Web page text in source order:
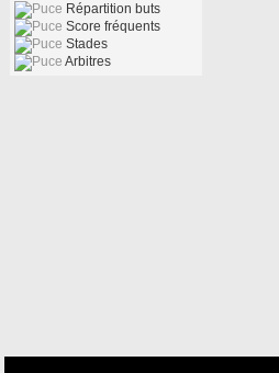
Répartition buts
Score fréquents
Stades
Arbitres